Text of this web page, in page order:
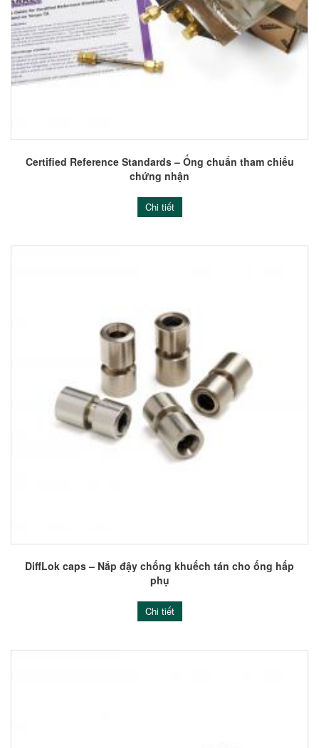
Certified Reference Standards – Ống chuẩn tham chiếu
chứng nhận
Chi tiết
DiffLok caps – Nắp đậy chống khuếch tán cho ống hấp
phụ
Chi tiết